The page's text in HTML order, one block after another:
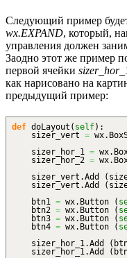
Следующий пример
wx.EXPAND, который,
управления должен
Заодно этот же пример
первой ячейки
как нарисовано на
предыдущий пример:
def doLayout ( self) :
sizer_vert = wx.
sizer_hor_1 = wx.
sizer_hor_2 = wx.
sizer_vert.Add (
sizer_vert.Add (
btn1 = wx. Button (
btn2 = wx. Button (
btn3 = wx. Button (
btn4 = wx. Button (
sizer_hor_1.Add (
sizer_hor_1.Add (